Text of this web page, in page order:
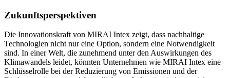
Zukunftsperspektiven
Die Innovationskraft von MIRAI Intex zeigt, dass nachhaltige
Technologien nicht nur eine Option, sondern eine Notwendigkeit
sind. In einer Welt, die zunehmend unter den Auswirkungen des
Klimawandels leidet, könnten Unternehmen wie MIRAI Intex eine
Schlüsselrolle bei der Reduzierung von Emissionen und der